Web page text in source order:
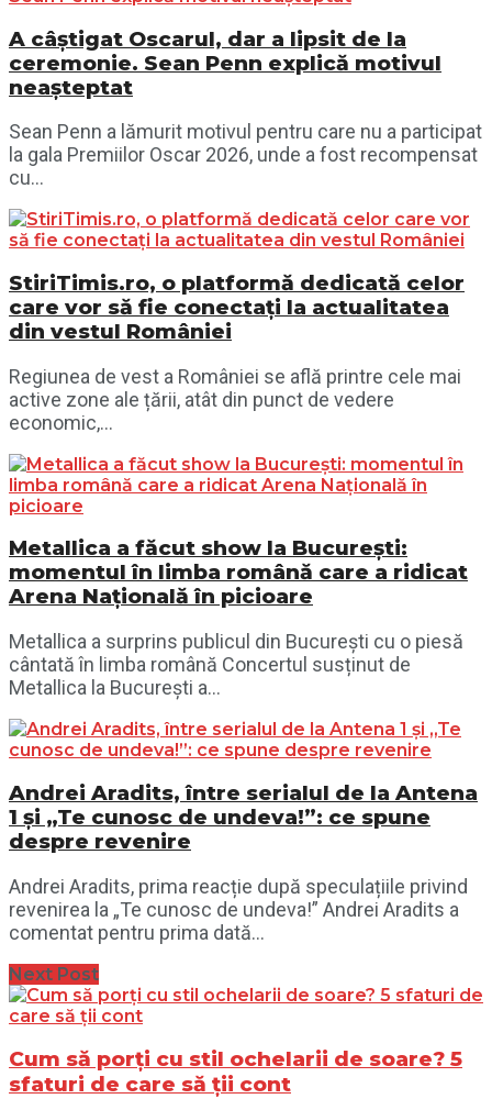
A câștigat Oscarul, dar a lipsit de la
ceremonie. Sean Penn explică motivul
neașteptat
Sean Penn a lămurit motivul pentru care nu a participat
la gala Premiilor Oscar 2026, unde a fost recompensat
cu...
StiriTimis.ro, o platformă dedicată celor
care vor să fie conectați la actualitatea
din vestul României
Regiunea de vest a României se află printre cele mai
active zone ale țării, atât din punct de vedere
economic,...
Metallica a făcut show la București:
momentul în limba română care a ridicat
Arena Națională în picioare
Metallica a surprins publicul din București cu o piesă
cântată în limba română Concertul susținut de
Metallica la București a...
Andrei Aradits, între serialul de la Antena
1 și „Te cunosc de undeva!”: ce spune
despre revenire
Andrei Aradits, prima reacție după speculațiile privind
revenirea la „Te cunosc de undeva!” Andrei Aradits a
comentat pentru prima dată...
Next Post
Cum să porți cu stil ochelarii de soare? 5
sfaturi de care să ții cont